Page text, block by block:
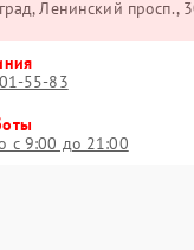
Ленинский просп.,
55-83
с 9:00 до 21:00